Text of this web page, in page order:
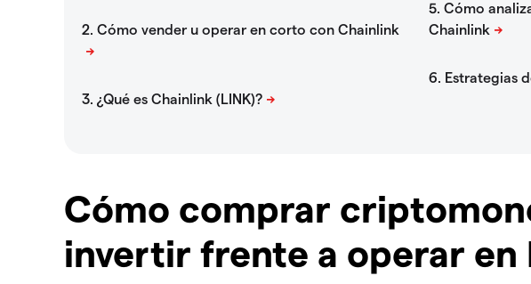
Cómo comprar
invertir frente a operar en